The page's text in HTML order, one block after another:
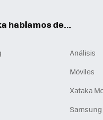
hablamos de...
Análisis
Móviles
Xataka
Samsung